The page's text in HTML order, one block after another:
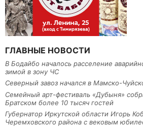
ГЛАВНЫЕ НОВОСТИ
В Бодайбо началось расселение
зимой в зону ЧС
Северный завоз начался в Мамско-
Семейный арт-фестиваль «Дубыня»
Братском более 10 тысяч гостей
Губернатор Иркутской области Игорь
Черемховского района с вековым